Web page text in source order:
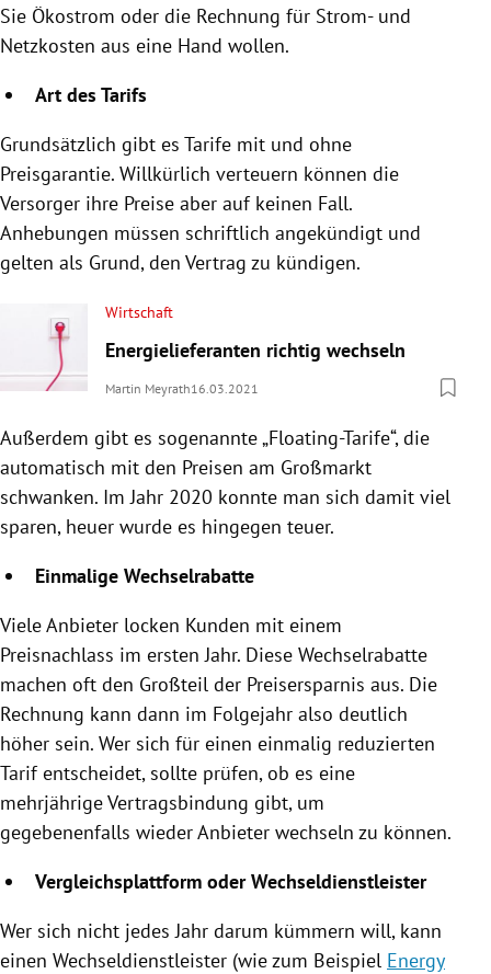
Sie Ökostrom oder die Rechnung für Strom- und
Netzkosten aus eine Hand wollen.
Art des Tarifs
Grundsätzlich gibt es Tarife mit und ohne
Preisgarantie. Willkürlich verteuern können die
Versorger ihre Preise aber auf keinen Fall.
Anhebungen müssen schriftlich angekündigt und
gelten als Grund, den Vertrag zu kündigen.
Wirtschaft
Energielieferanten richtig wechseln
Martin Meyrath16.03.2021
Außerdem gibt es sogenannte „Floating-Tarife“, die
automatisch mit den Preisen am Großmarkt
schwanken. Im Jahr 2020 konnte man sich damit viel
sparen, heuer wurde es hingegen teuer.
Einmalige Wechselrabatte
Viele Anbieter locken Kunden mit einem
Preisnachlass im ersten Jahr. Diese Wechselrabatte
machen oft den Großteil der Preisersparnis aus. Die
Rechnung kann dann im Folgejahr also deutlich
höher sein. Wer sich für einen einmalig reduzierten
Tarif entscheidet, sollte prüfen, ob es eine
mehrjährige Vertragsbindung gibt, um
gegebenenfalls wieder Anbieter wechseln zu können.
Vergleichsplattform oder Wechseldienstleister
Wer sich nicht jedes Jahr darum kümmern will, kann
einen Wechseldienstleister (wie zum Beispiel Energy